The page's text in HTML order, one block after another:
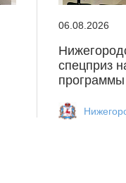
06.08.2026
спецприз